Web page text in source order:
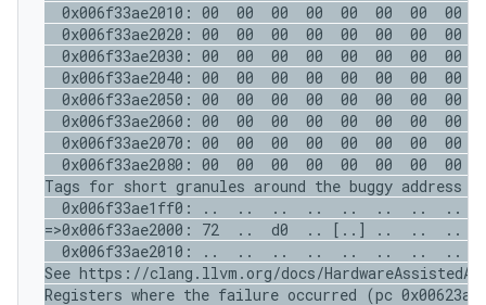
0x006f33ae2010: 00  00  00  00  00  00  00  00
0x006f33ae2020: 00  00  00  00  00  00  00  00
0x006f33ae2030: 00  00  00  00  00  00  00  00
0x006f33ae2040: 00  00  00  00  00  00  00  00
0x006f33ae2050: 00  00  00  00  00  00  00  00
0x006f33ae2060: 00  00  00  00  00  00  00  00
0x006f33ae2070: 00  00  00  00  00  00  00  00
0x006f33ae2080: 00  00  00  00  00  00  00  00
Tags for short granules around the buggy address
0x006f33ae1ff0: ..  ..  ..  ..  ..  ..  ..  ..
=>0x006f33ae2000: 72  ..  d0  .. [..] ..
0x006f33ae2010: ..  ..  ..  ..  ..  ..  ..  ..
See https://clang.llvm.org/docs/
Registers where the failure occurred (pc